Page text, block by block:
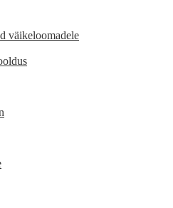
väikeloomadele